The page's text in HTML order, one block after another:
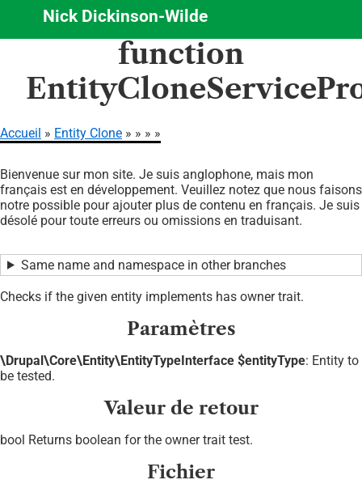
Aller
contenu
principal
Nick Dickinson-Wilde
function
d'Ariane
Accueil Entity Clone
Bienvenue sur mon site. Je suis anglophone, mais mon
français est en développement. Veuillez notez que nous faisons
notre possible pour ajouter plus de contenu en français. Je suis
désolé pour toute erreurs ou omissions en traduisant.
Same name and namespace in other branches
Checks if the given entity implements has owner trait.
Paramètres
\Drupal\Core\Entity\EntityTypeInterface $entityType: Entity to
be tested.
Valeur de retour
bool Returns boolean for the owner trait test.
Fichier